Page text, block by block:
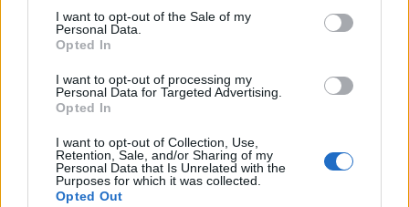
consent section.
I want to opt-out of the Sale of my
Personal Data.
Opted In
I want to opt-out of processing my
Personal Data for Targeted Advertising.
Opted In
I want to opt-out of Collection, Use,
Retention, Sale, and/or Sharing of my
Personal Data that Is Unrelated with the
Purposes for which it was collected.
Opted Out